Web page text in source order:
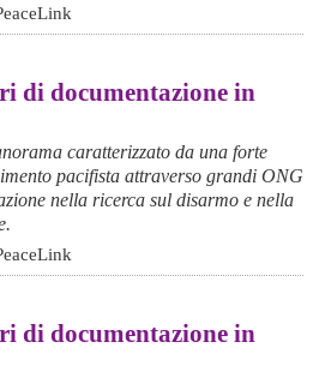
di documentazione in
caratterizzato da una forte
pacifista attraverso grandi ONG
nella ricerca sul disarmo e nella
di documentazione in